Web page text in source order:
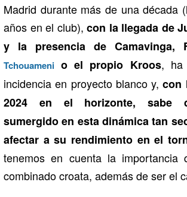
Madrid durante más de una década
años en el club),con la llegada de
y la presencia de Camavinga,
Tchouameni o el propio Kroos, ha
incidencia en proyecto blanco y,con
2024 en el horizonte, sabe
sumergido en esta dinámica tan
afectar a su rendimiento en el
tenemos en cuenta la importancia
combinado croata, además de ser el